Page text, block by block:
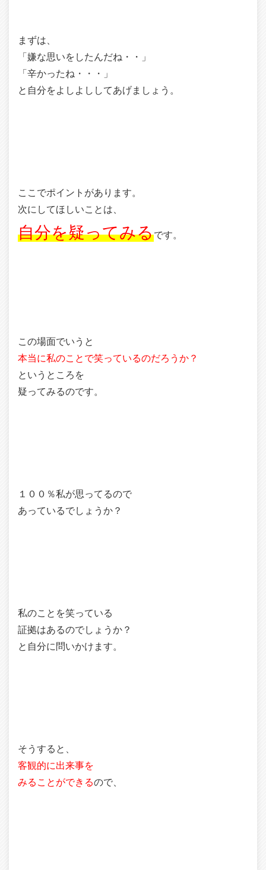
まずは、
「嫌な思いをしたんだね・・」
「辛かったね・・・」
と自分をよしよししてあげましょう。
ここでポイントがあります。
次にしてほしいことは、
自分を疑ってみるです。
この場面でいうと
本当に私のことで笑っているのだろうか？
というところを
疑ってみるのです。
１００％私が思ってるので
あっているでしょうか？
私のことを笑っている
証拠はあるのでしょうか？
と自分に問いかけます。
そうすると、
客観的に出来事を
みることができるので、